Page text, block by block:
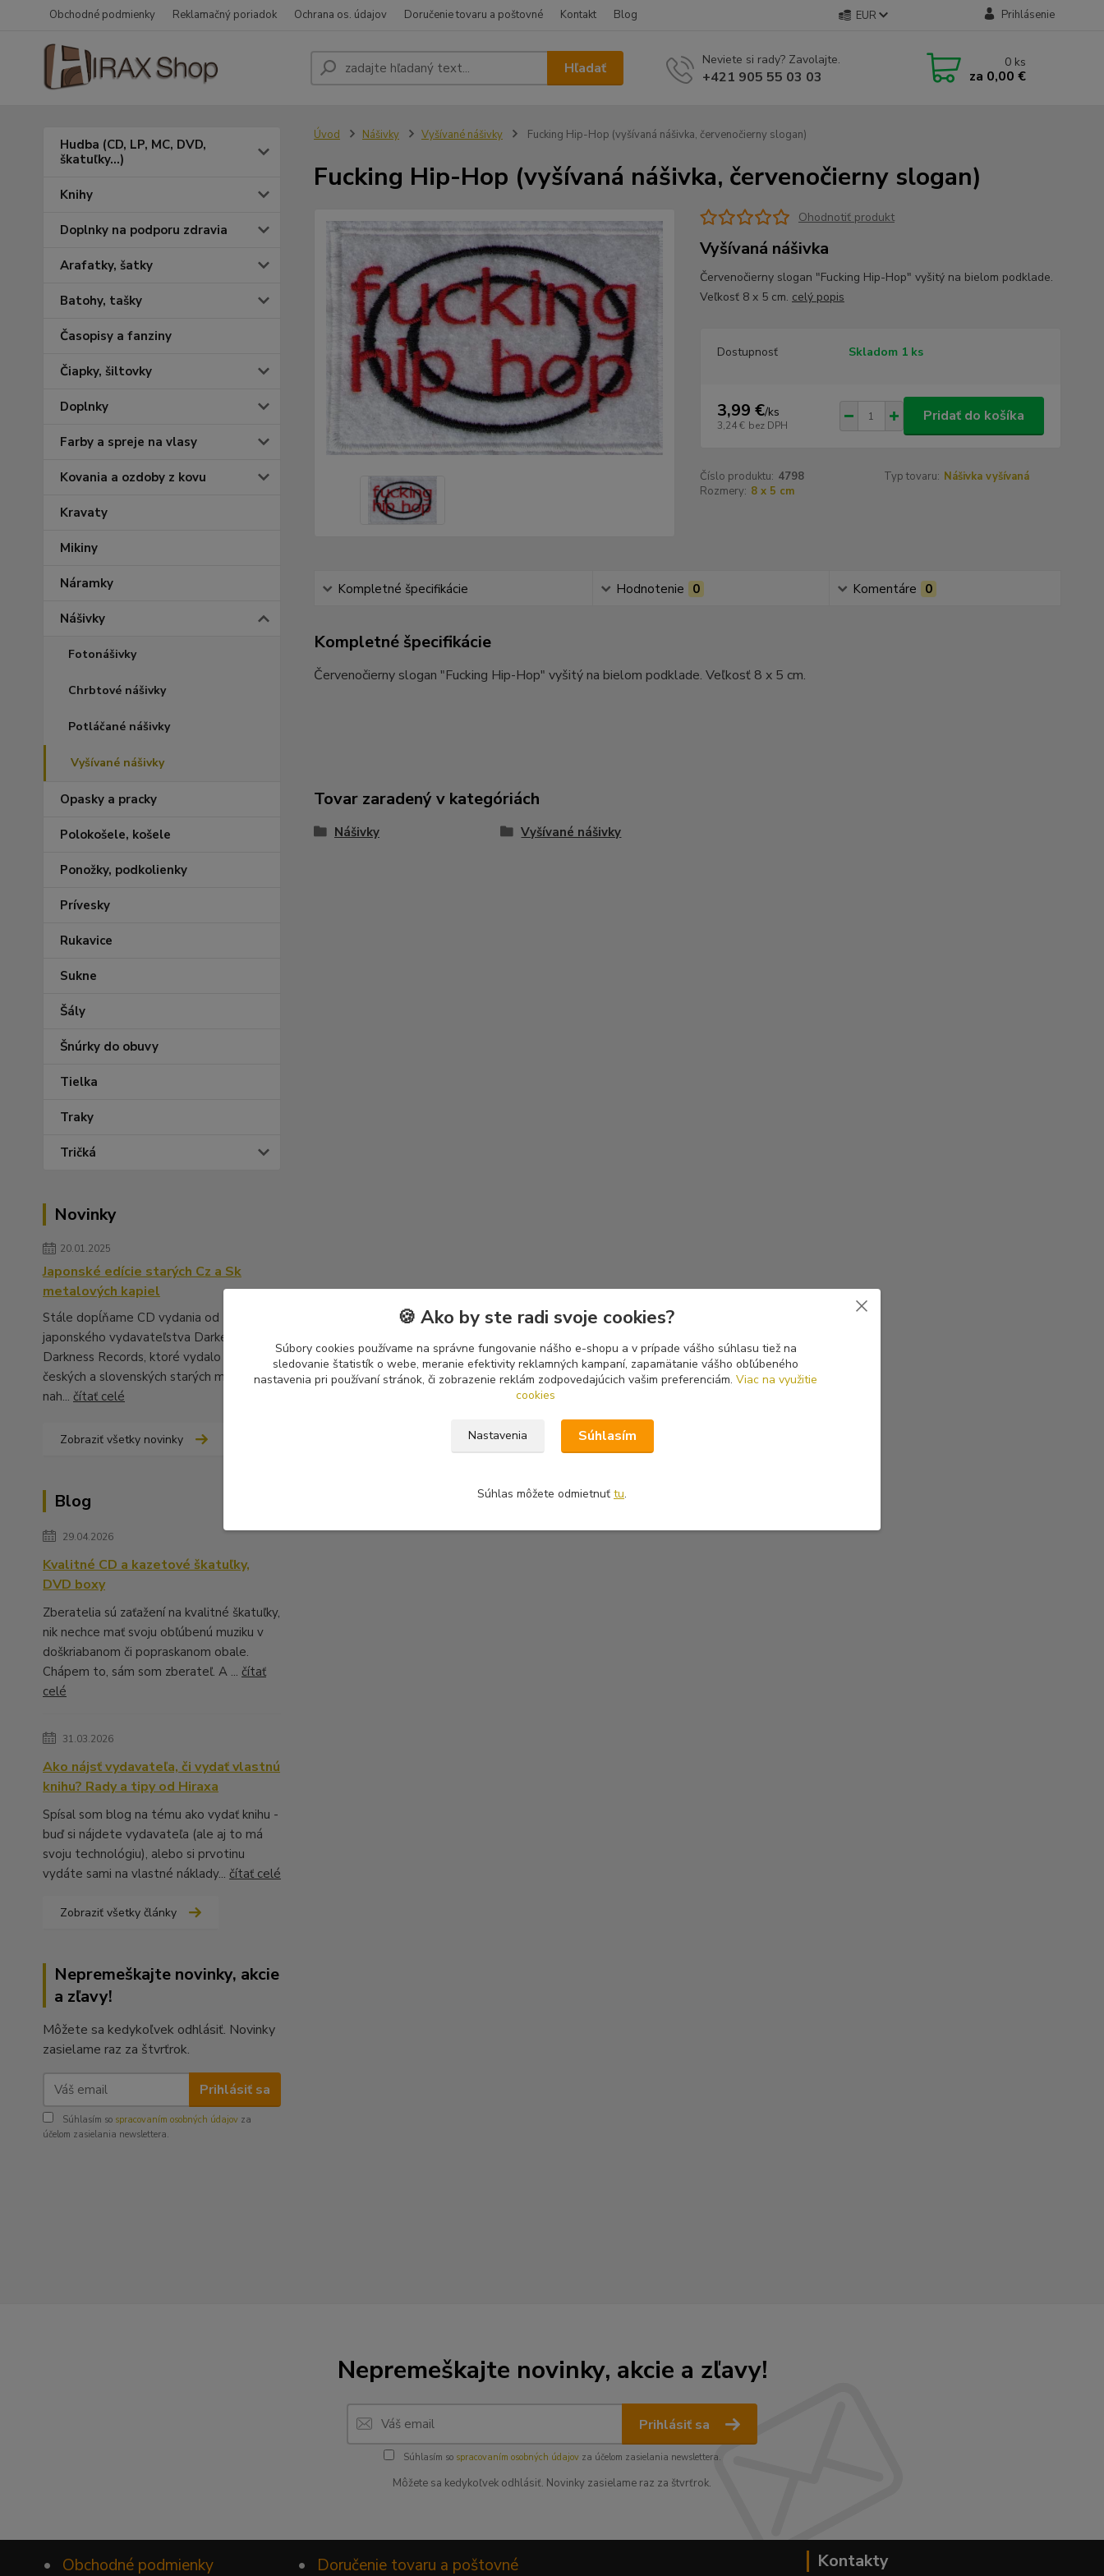
Obchodné podmienky Reklamačný poriadok Ochrana os. údajov Doručenie tovaru a poštovné Kontakt Blog EUR Prihlásenie
Hľadať Neviete si rady? Zavolajte.
+421 905 55 03 03
0 ks
za 0,00 €
Hudba (CD, LP, MC, DVD,
škatuľky...)
Knihy
Doplnky na podporu zdravia
Arafatky, šatky
Batohy, tašky
Časopisy a fanziny
Čiapky, šiltovky
Doplnky
Farby a spreje na vlasy
Kovania a ozdoby z kovu
Kravaty
Mikiny
Náramky
Nášivky
Fotonášivky
Chrbtové nášivky
Potláčané nášivky
Vyšívané nášivky
Opasky a pracky
Polokošele, košele
Ponožky, podkolienky
Prívesky
Rukavice
Sukne
Šály
Šnúrky do obuvy
Tielka
Traky
Tričká
Novinky
20.01.2025
Japonské edície starých Cz a Sk
metalových kapiel
Stále dopĺňame CD vydania od
japonského vydavateľstva Darker Than
Darkness Records, ktoré vydalo množstvo
českých a slovenských starých metalových
nah... čítať celé
Zobraziť všetky novinky
Blog
29.04.2026
Kvalitné CD a kazetové škatuľky,
DVD boxy
Zberatelia sú zaťažení na kvalitné škatuľky,
nik nechce mať svoju obľúbenú muziku v
doškriabanom či popraskanom obale.
Chápem to, sám som zberateľ. A ... čítať
celé
31.03.2026
Ako nájsť vydavateľa, či vydať vlastnú
knihu? Rady a tipy od Hiraxa
Spísal som blog na tému ako vydať knihu -
buď si nájdete vydavateľa (ale aj to má
svoju technológiu), alebo si prvotinu
vydáte sami na vlastné náklady... čítať celé
Zobraziť všetky články
Nepremeškajte novinky, akcie
a zľavy!
Môžete sa kedykoľvek odhlásiť. Novinky
zasielame raz za štvrťrok.
Prihlásiť sa
Súhlasím so spracovaním osobných údajov za
účelom zasielania newslettera.
Úvod Nášivky Vyšívané nášivky Fucking Hip-Hop (vyšívaná nášivka, červenočierny slogan)
Fucking Hip-Hop (vyšívaná nášivka, červenočierny slogan)
Ohodnotiť produkt
Vyšívaná nášivka
Červenočierny slogan "Fucking Hip-Hop" vyšitý na bielom podklade.
Veľkosť 8 x 5 cm. celý popis
Dostupnosť Skladom 1 ks
3,99 €/ks
3,24 € bez DPH
Pridať do košíka
Číslo produktu: 4798 Typ tovaru: Nášivka vyšívaná
Rozmery: 8 x 5 cm
Kompletné špecifikácie Hodnotenie 0 Komentáre 0
Kompletné špecifikácie
Červenočierny slogan "Fucking Hip-Hop" vyšitý na bielom podklade. Veľkosť 8 x 5 cm.
Tovar zaradený v kategóriách
Nášivky Vyšívané nášivky
Nepremeškajte novinky, akcie a zľavy!
Prihlásiť sa
Súhlasím so spracovaním osobných údajovza účelom zasielania newslettera.
Môžete sa kedykoľvek odhlásiť. Novinky zasielame raz za štvrťrok.
• Obchodné podmienky • Doručenie tovaru a poštovné Kontakty
🍪 Ako by ste radi svoje cookies?
Súbory cookies používame na správne fungovanie nášho e-shopu a v prípade vášho súhlasu tiež na
sledovanie štatistík o webe, meranie efektivity reklamných kampaní, zapamätanie vášho obľúbeného
nastavenia pri používaní stránok, či zobrazenie reklám zodpovedajúcich vašim preferenciám. Viac na využitie
cookies
Nastavenia Súhlasím
Súhlas môžete odmietnuť tu.